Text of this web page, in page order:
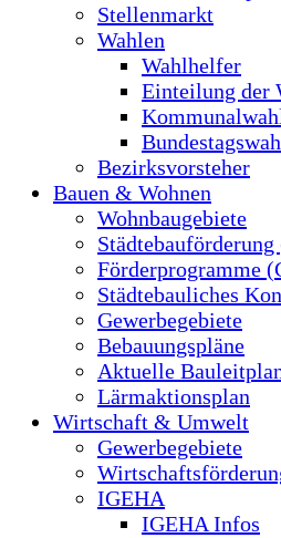
Stellenmarkt
Wahlen
Wahlhelfer
Einteilung der
Bezirksvorsteher
Bauen & Wohnen
Wohnbaugebiete
Förderprogramme
Städtebauliches
Gewerbegebiete
Bebauungspläne
Aktuelle
Lärmaktionsplan
Wirtschaft & Umwelt
Gewerbegebiete
IGEHA
IGEHA Infos